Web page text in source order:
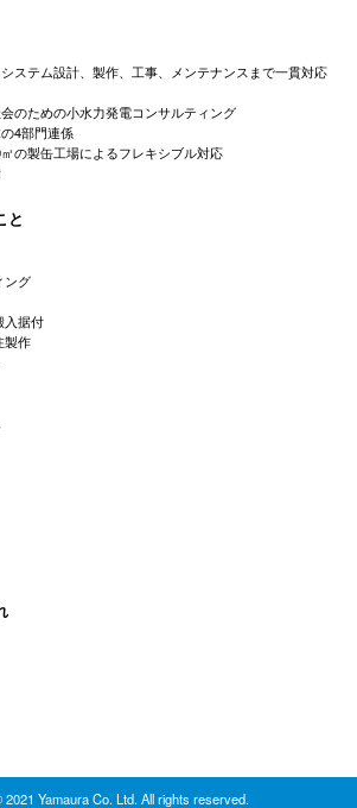
ステム設計、製作、工事、メンテナンスまで一貫対応
のための小水力発電コンサルティング
4部門連係
の製缶工場によるフレキシブル対応
と
ング
入据付
製作
Yamaura Co. Ltd. All rights reserved.